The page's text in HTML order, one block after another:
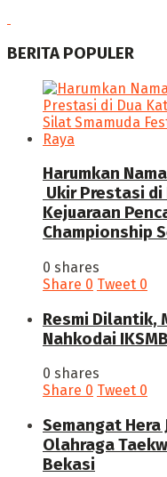
BERITA POPULER
Harumkan
Ukir Prestasi
Kejuaraan
Championship
0 shares
Share 0 Tweet 0
Resmi Dilantik,
Nahkodai
0 shares
Share 0 Tweet 0
Semangat
Olahraga
Bekasi